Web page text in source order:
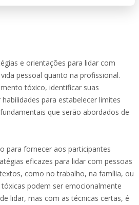
e orientações para lidar com
pessoal quanto na profissional.
tóxico, identificar suas
para estabelecer limites
que serão abordados de
para fornecer aos participantes
eficazes para lidar com pessoas
como no trabalho, na família, ou
podem ser emocionalmente
lidar, mas com as técnicas certas, é